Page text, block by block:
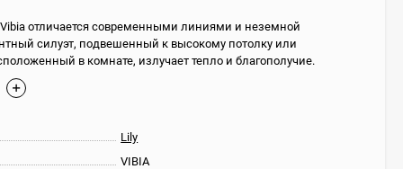
отличается современными линиями и неземной
силуэт, подвешенный к высокому потолку или
в комнате, излучает тепло и благополучие.
Lily
VIBIA